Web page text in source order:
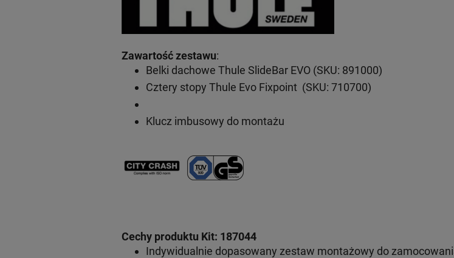
Zawartość zestawu:
Belki dachowe Thule SlideBar EVO (SKU: 891000)
Cztery stopy Thule Evo Fixpoint (SKU: 710700)
Klucz imbusowy do montażu
Cechy produktu Kit: 187044
Indywidualnie dopasowany zestaw montażowy do